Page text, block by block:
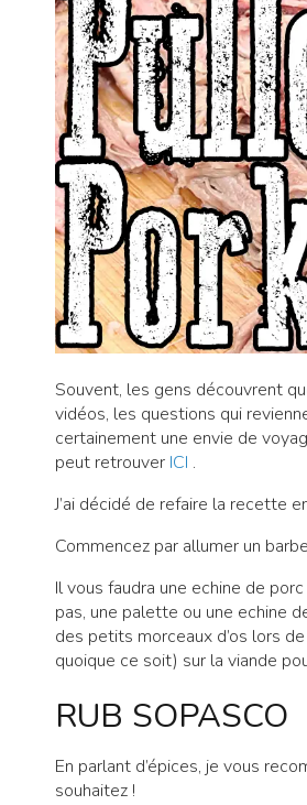
Souvent, les gens découvrent
vidéos, les questions qui
certainement une envie de
peut retrouver ICI .
J’ai décidé de refaire la recette
Commencez par allumer un
Il vous faudra une echine de
pas, une palette ou une echine
des petits morceaux d’os lors
quoique ce soit) sur la viande
RUB SOPASCO
En parlant d’épices, je vous
souhaitez !